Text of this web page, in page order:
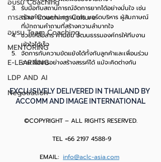
อบรม Coaching
การสร้าง Coaching Culture
อบรม Team Coaching
MENTORING
E-LEARNING
LDP AND AI
Negotiation
รับมือกับสถานการณ์จัดการยากได้อย่างมั่นใจ เช่น
ตอบคำถามคณะกรรมการ บอร์ดบริหาร ผู้สัมภาษณ์
ที่มักถามคำถามที่สร้างความลำบากใจ
ช่วยให้สื่อสาร ค่านิยม วัฒนธรรมองค์กรให้ทีมงาน
เข้าใจได้เร็ว
จัดการกับความขัดแย้งได้ทั้งกับลูกค้าและเพื่อนร่วม
งาน สื่อสารอย่างสร้างสรรค์ได้ แม้จะคิดต่างกัน
EXCLUSIVELY DELIVERED IN THAILAND BY
ACCOMM AND IMAGE INTERNATIONAL
©COPYRIGHT – ALL RIGHTS RESERVED.
TEL +66 2197 4588-9
EMAIL: info@aclc-asia.com